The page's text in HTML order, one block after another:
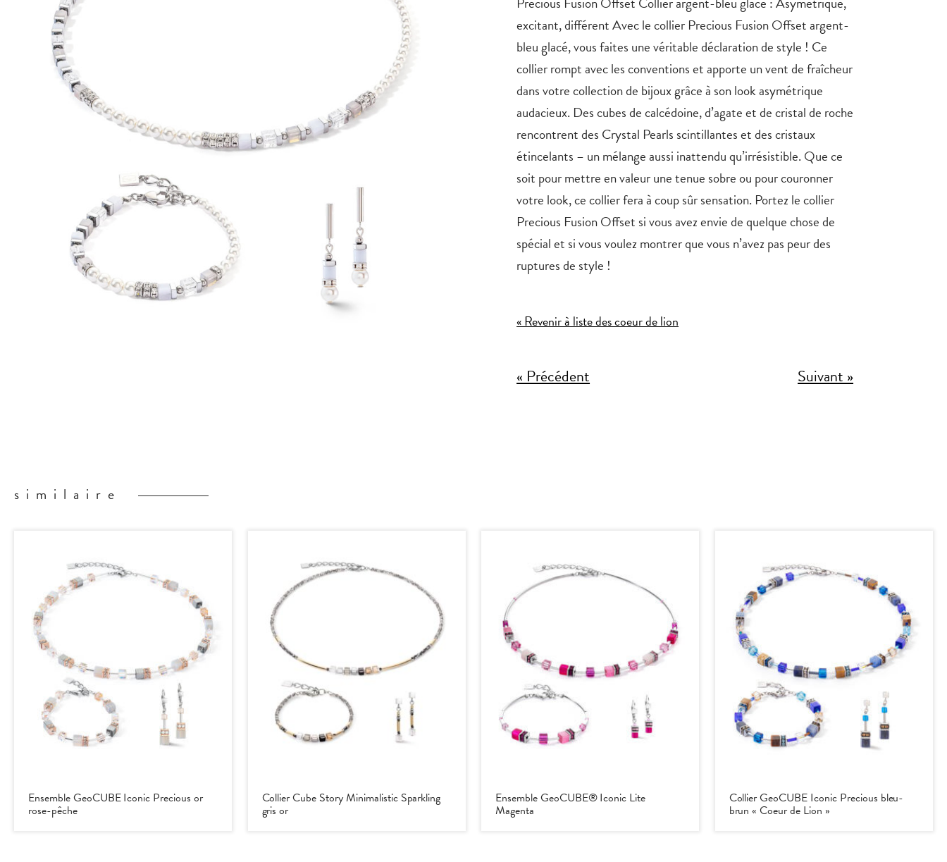
excitant, différent Avec le collier Precious Fusion Offset argent-
bleu glacé, vous faites une véritable déclaration de style ! Ce
collier rompt avec les conventions et apporte un vent de fraîcheur
dans votre collection de bijoux grâce à son look asymétrique
audacieux. Des cubes de calcédoine, d’agate et de cristal de roche
rencontrent des Crystal Pearls scintillantes et des cristaux
étincelants – un mélange aussi inattendu qu’irrésistible. Que ce
soit pour mettre en valeur une tenue sobre ou pour couronner
votre look, ce collier fera à coup sûr sensation. Portez le collier
Precious Fusion Offset si vous avez envie de quelque chose de
spécial et si vous voulez montrer que vous n’avez pas peur des
ruptures de style !
« Revenir à liste des coeur de lion
« Précédent Suivant »
similaire
Ensemble GeoCUBE Iconic Precious or
rose-pêche
Collier Cube Story Minimalistic Sparkling
gris or
Ensemble GeoCUBE® Iconic Lite
Magenta
Collier GeoCUBE Iconic Precious bleu-
brun « Coeur de Lion »